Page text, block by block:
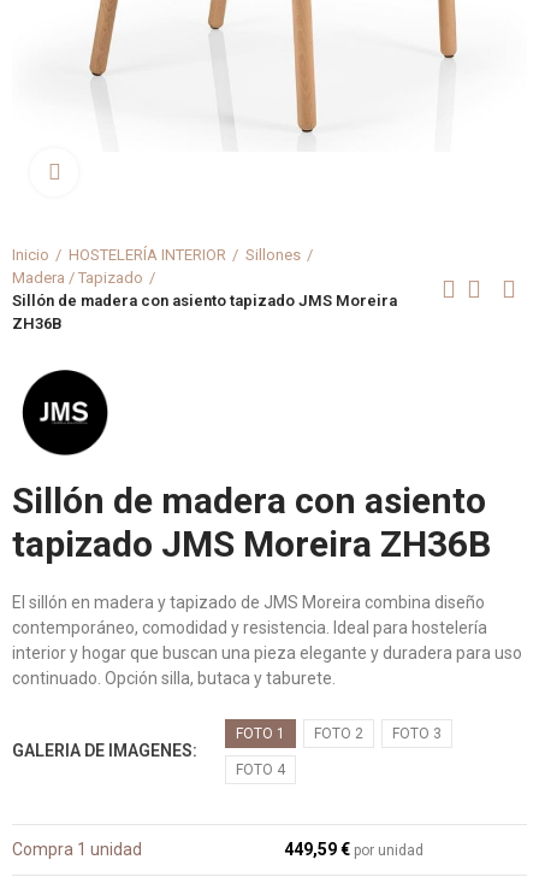
Inicio HOSTELERÍA INTERIOR
Sillones
Madera / Tapizado
Sillón de madera con asiento tapizado JMS Moreira
ZH36B
Sillón de madera con asiento
tapizado JMS Moreira ZH36B
El sillón en madera y tapizado de JMS Moreira combina diseño
contemporáneo, comodidad y resistencia. Ideal para hostelería
interior y hogar que buscan una pieza elegante y duradera para uso
continuado. Opción silla, butaca y taburete.
GALERIA DE IMAGENES
FOTO 1 FOTO 2 FOTO 3
FOTO 4
Compra 1 unidad 449,59 € por unidad